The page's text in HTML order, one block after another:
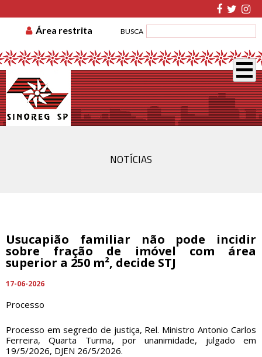
TABELA DE CUSTAS ASSOCIE-SE
GUIA DE
BUSCA
Área restrita
NOTÍCIAS
Usucapião familiar não pode incidir
sobre fração de imóvel com área
superior a 250 m², decide STJ
17-06-2026
Processo
Processo em segredo de justiça, Rel. Ministro Antonio Carlos
Ferreira, Quarta Turma, por unanimidade, julgado em
19/5/2026, DJEN 26/5/2026.